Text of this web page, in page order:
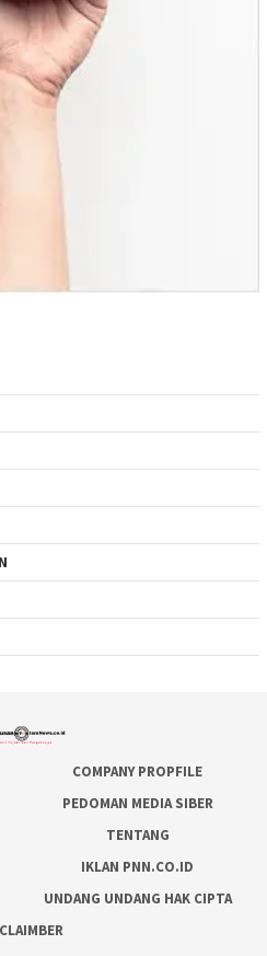
COMPANY PROPFILE
PEDOMAN MEDIA SIBER
TENTANG
IKLAN PNN.CO.ID
UNDANG UNDANG HAK CIPTA